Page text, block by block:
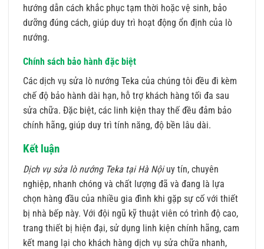
hướng dẫn cách khắc phục tạm thời hoặc vệ sinh, bảo
dưỡng đúng cách, giúp duy trì hoạt động ổn định của lò
nướng.
Chính sách bảo hành đặc biệt
Các dịch vụ sửa lò nướng Teka của chúng tôi đều đi kèm
chế độ bảo hành dài hạn, hỗ trợ khách hàng tối đa sau
sửa chữa. Đặc biệt, các linh kiện thay thế đều đảm bảo
chính hãng, giúp duy trì tính năng, độ bền lâu dài.
Kết luận
Dịch vụ sửa lò nướng Teka tại Hà Nộiuy tín, chuyên
nghiệp, nhanh chóng và chất lượng đã và đang là lựa
chọn hàng đầu của nhiều gia đình khi gặp sự cố với thiết
bị nhà bếp này. Với đội ngũ kỹ thuật viên có trình độ cao,
trang thiết bị hiện đại, sử dụng linh kiện chính hãng, cam
kết mang lại cho khách hàng dịch vụ sửa chữa nhanh,